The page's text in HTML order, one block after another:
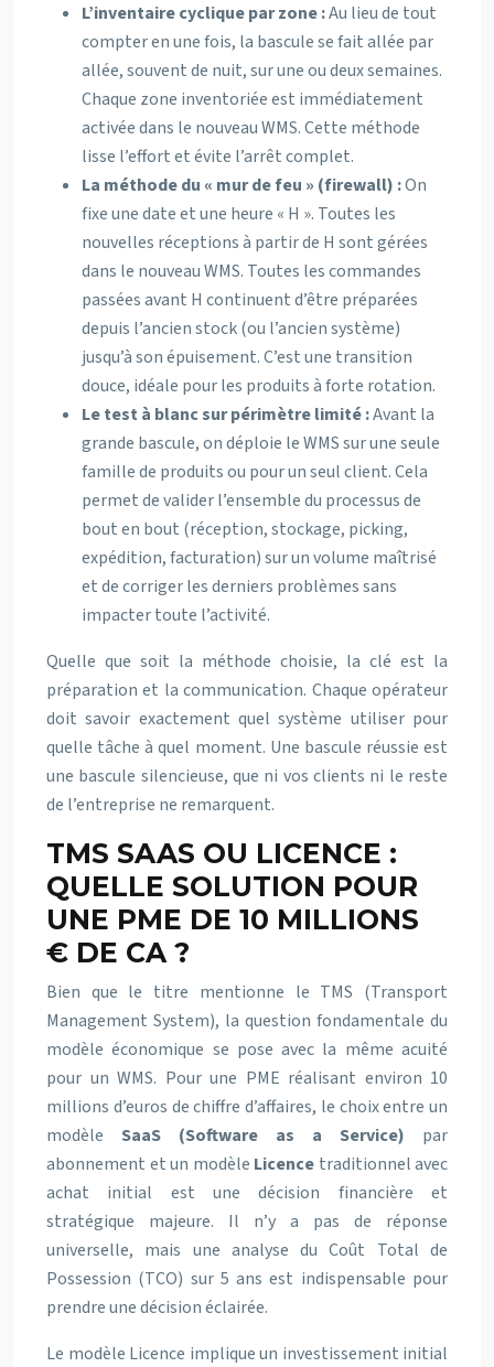
L’inventaire cyclique par zone :Au lieu de tout
compter en une fois, la bascule se fait allée par
allée, souvent de nuit, sur une ou deux semaines.
Chaque zone inventoriée est immédiatement
activée dans le nouveau WMS. Cette méthode
lisse l’effort et évite l’arrêt complet.
La méthode du « mur de feu » (firewall) :On
fixe une date et une heure « H ». Toutes les
nouvelles réceptions à partir de H sont gérées
dans le nouveau WMS. Toutes les commandes
passées avant H continuent d’être préparées
depuis l’ancien stock (ou l’ancien système)
jusqu’à son épuisement. C’est une transition
douce, idéale pour les produits à forte rotation.
Le test à blanc sur périmètre limité :Avant la
grande bascule, on déploie le WMS sur une seule
famille de produits ou pour un seul client. Cela
permet de valider l’ensemble du processus de
bout en bout (réception, stockage, picking,
expédition, facturation) sur un volume maîtrisé
et de corriger les derniers problèmes sans
impacter toute l’activité.
Quelle que soit la méthode choisie, la clé est la
préparation et la communication. Chaque opérateur
doit savoir exactement quel système utiliser pour
quelle tâche à quel moment. Une bascule réussie est
une bascule silencieuse, que ni vos clients ni le reste
de l’entreprise ne remarquent.
TMS SAAS OU LICENCE :
QUELLE SOLUTION POUR
UNE PME DE 10 MILLIONS
€ DE CA ?
Bien que le titre mentionne le TMS (Transport
Management System), la question fondamentale du
modèle économique se pose avec la même acuité
pour un WMS. Pour une PME réalisant environ 10
millions d’euros de chiffre d’affaires, le choix entre un
modèle SaaS (Software as a Service) par
abonnement et un modèle Licence traditionnel avec
achat initial est une décision financière et
stratégique majeure. Il n’y a pas de réponse
universelle, mais une analyse du Coût Total de
Possession (TCO) sur 5 ans est indispensable pour
prendre une décision éclairée.
Le modèle Licence implique un investissement initial